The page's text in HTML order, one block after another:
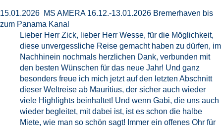
15.01.2026 MS AMERA 16.12.-13.01.2026 Bremerhaven bis
zum Panama Kanal
Lieber Herr Zick, lieber Herr Wesse, für die Möglichkeit,
diese unvergessliche Reise gemacht haben zu dürfen, im
Nachhinein nochmals herzlichen Dank, verbunden mit
den besten Wünschen für das neue Jahr! Und ganz
besonders freue ich mich jetzt auf den letzten Abschnitt
dieser Weltreise ab Mauritius, der sicher auch wieder
viele Highlights beinhaltet! Und wenn Gabi, die uns auch
wieder begleitet, mit dabei ist, ist es schon die halbe
Miete, wie man so schön sagt! Immer ein offenes Ohr für